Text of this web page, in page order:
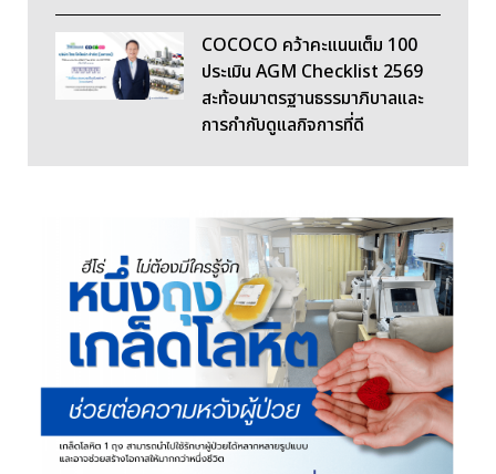
COCOCO คว้าคะแนนเต็ม 100
ประเมิน AGM Checklist 2569
สะท้อนมาตรฐานธรรมาภิบาลและ
การกำกับดูแลกิจการที่ดี